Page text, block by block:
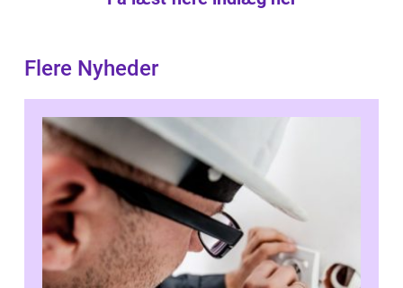
Flere Nyheder